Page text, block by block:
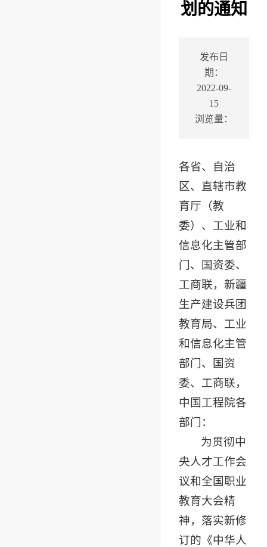
划的通知
发布日
期：
2022-09-
15
浏览量：
各省、自治
区、直辖市教
育厅（教
委）、工业和
信息化主管部
门、国资委、
工商联，新疆
生产建设兵团
教育局、工业
和信息化主管
部门、国资
委、工商联，
中国工程院各
部门：
为贯彻中
央人才工作会
议和全国职业
教育大会精
神，落实新修
订的《中华人